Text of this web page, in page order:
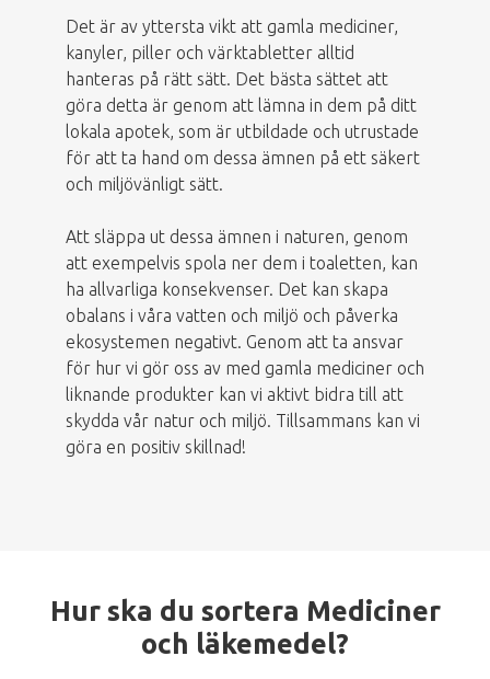
Sortering
Kundservice
Det är av yttersta vikt att gamla mediciner,
kanyler, piller och värktabletter alltid
hanteras på rätt sätt. Det bästa sättet att
göra detta är genom att lämna in dem på ditt
lokala apotek, som är utbildade och utrustade
för att ta hand om dessa ämnen på ett säkert
och miljövänligt sätt.
Att släppa ut dessa ämnen i naturen, genom
att exempelvis spola ner dem i toaletten, kan
ha allvarliga konsekvenser. Det kan skapa
obalans i våra vatten och miljö och påverka
ekosystemen negativt. Genom att ta ansvar
för hur vi gör oss av med gamla mediciner och
liknande produkter kan vi aktivt bidra till att
skydda vår natur och miljö. Tillsammans kan vi
göra en positiv skillnad!
Hur ska du sortera Mediciner
och läkemedel?